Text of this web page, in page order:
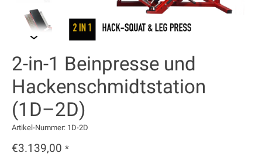
2-in-1 Beinpresse und
Hackenschmidtstation
(1D–2D)
Artikel-Nummer: 1D-2D
€3.139,00 *